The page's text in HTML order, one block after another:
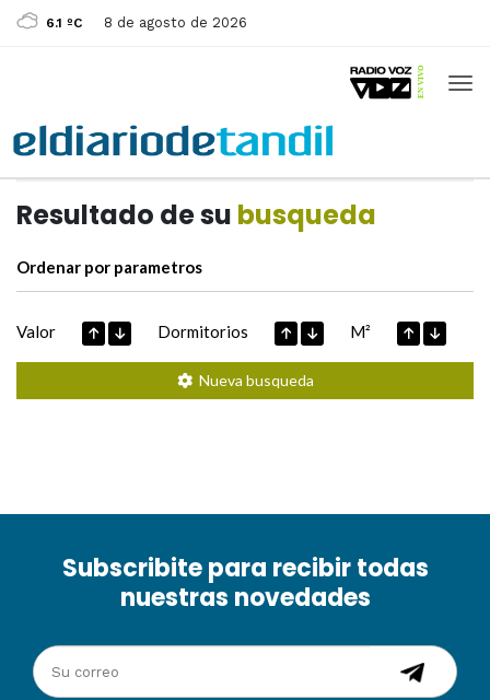
6.1 ºC 8 de agosto de 2026
Resultado de su busqueda
Ordenar por parametros
Valor Dormitorios M²
Nueva busqueda
Subscribite para recibir todas
nuestras novedades